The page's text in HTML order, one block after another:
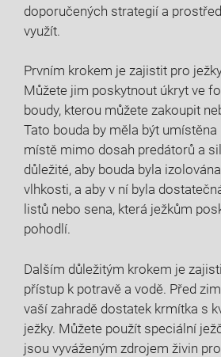
doporučených strategií a
využít.
Prvním krokem je zajistit pro
Můžete jim poskytnout úkryt ve
boudy, kterou můžete zakoupit
Tato bouda by měla být
místě mimo dosah predátorů a
důležité, aby bouda byla
vlhkosti, a aby v ní byla
listů nebo sena, která ježkům
pohodlí.
Dalším důležitým krokem je
přístup k potravě a vodě. Před
vaší zahradě dostatek krmítka s
ježky. Můžete použít speciální
jsou vyváženým zdrojem živin